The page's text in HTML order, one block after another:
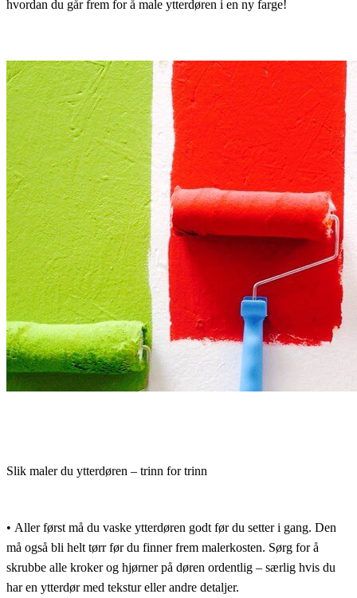
hvordan du går frem for å male ytterdøren i en ny farge!
Slik maler du ytterdøren – trinn for trinn
• Aller først må du vaske ytterdøren godt før du setter i gang. Den
må også bli helt tørr før du finner frem malerkosten. Sørg for å
skrubbe alle kroker og hjørner på døren ordentlig – særlig hvis du
har en ytterdør med tekstur eller andre detaljer.